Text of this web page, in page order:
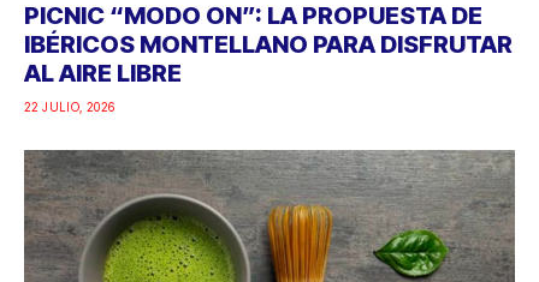
PICNIC “MODO ON”: LA PROPUESTA DE
IBÉRICOS MONTELLANO PARA DISFRUTAR
AL AIRE LIBRE
22 JULIO, 2026